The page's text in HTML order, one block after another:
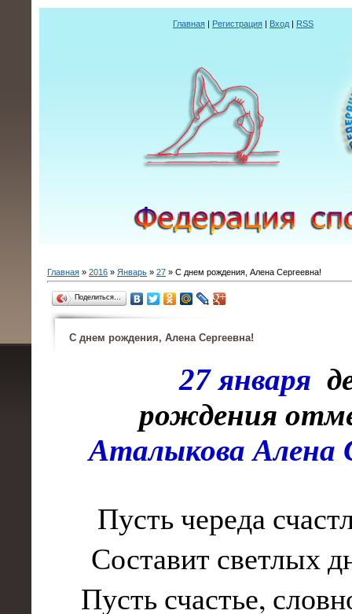
Главная | Регистрация | Вход | RSS
Главная » 2016 » Январь » 27 » С днем рождения, Алена Сергеевна!
Поделиться…
С днем рождения, Алена Сергеевна!
27 января
рождения
Аталыкова Алена
Пусть череда
Составит светлых
Пусть счастье,